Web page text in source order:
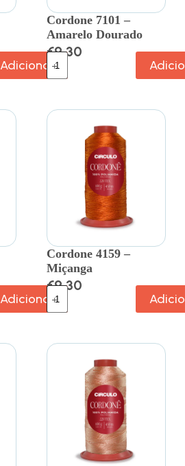
Adicionar
Cordone 7101 –
Amarelo Dourado
€9.30
Adicionar
Cordone 4159 –
Miçanga
€9.30